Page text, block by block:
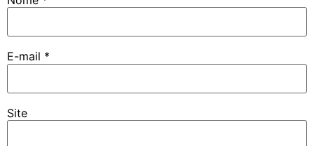
E-mail *
Site